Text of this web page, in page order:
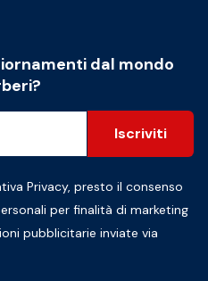
dal mondo
Iscriviti
Privacy, presto il consenso
per finalità di marketing
pubblicitarie inviate via